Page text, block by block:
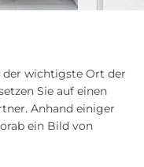
wichtigste Ort der
Sie auf einen
Anhand einiger
ein Bild von